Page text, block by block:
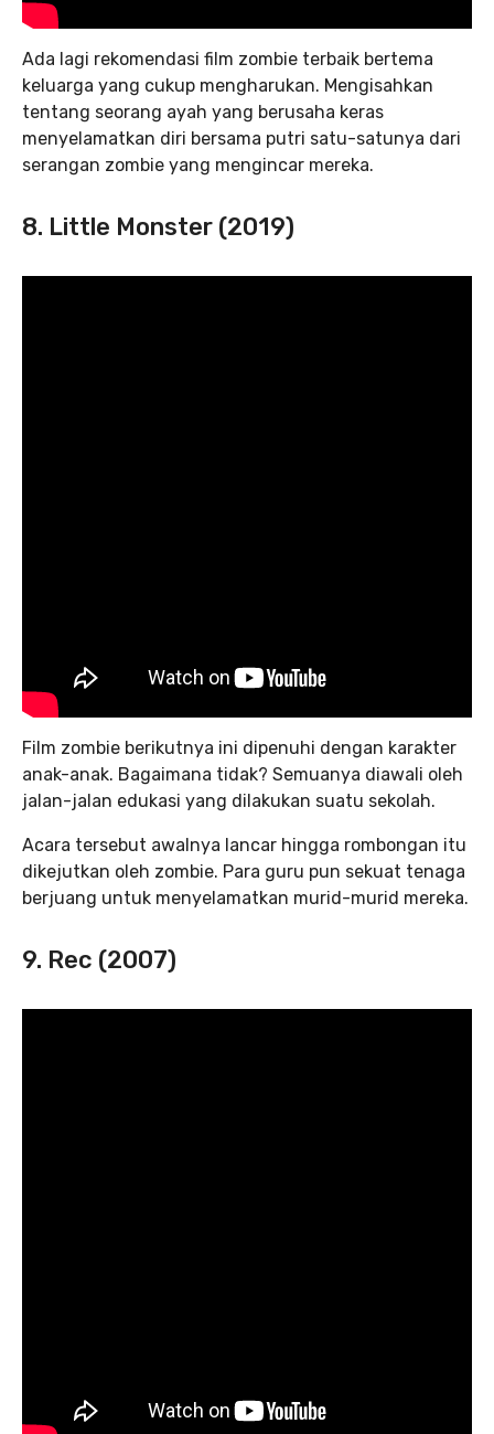
Ada lagi rekomendasi film zombie terbaik bertema
keluarga yang cukup mengharukan. Mengisahkan
tentang seorang ayah yang berusaha keras
menyelamatkan diri bersama putri satu-satunya dari
serangan zombie yang mengincar mereka.
8. Little Monster (2019)
Film zombie berikutnya ini dipenuhi dengan karakter
anak-anak. Bagaimana tidak? Semuanya diawali oleh
jalan-jalan edukasi yang dilakukan suatu sekolah.
Acara tersebut awalnya lancar hingga rombongan itu
dikejutkan oleh zombie. Para guru pun sekuat tenaga
berjuang untuk menyelamatkan murid-murid mereka.
9. Rec (2007)